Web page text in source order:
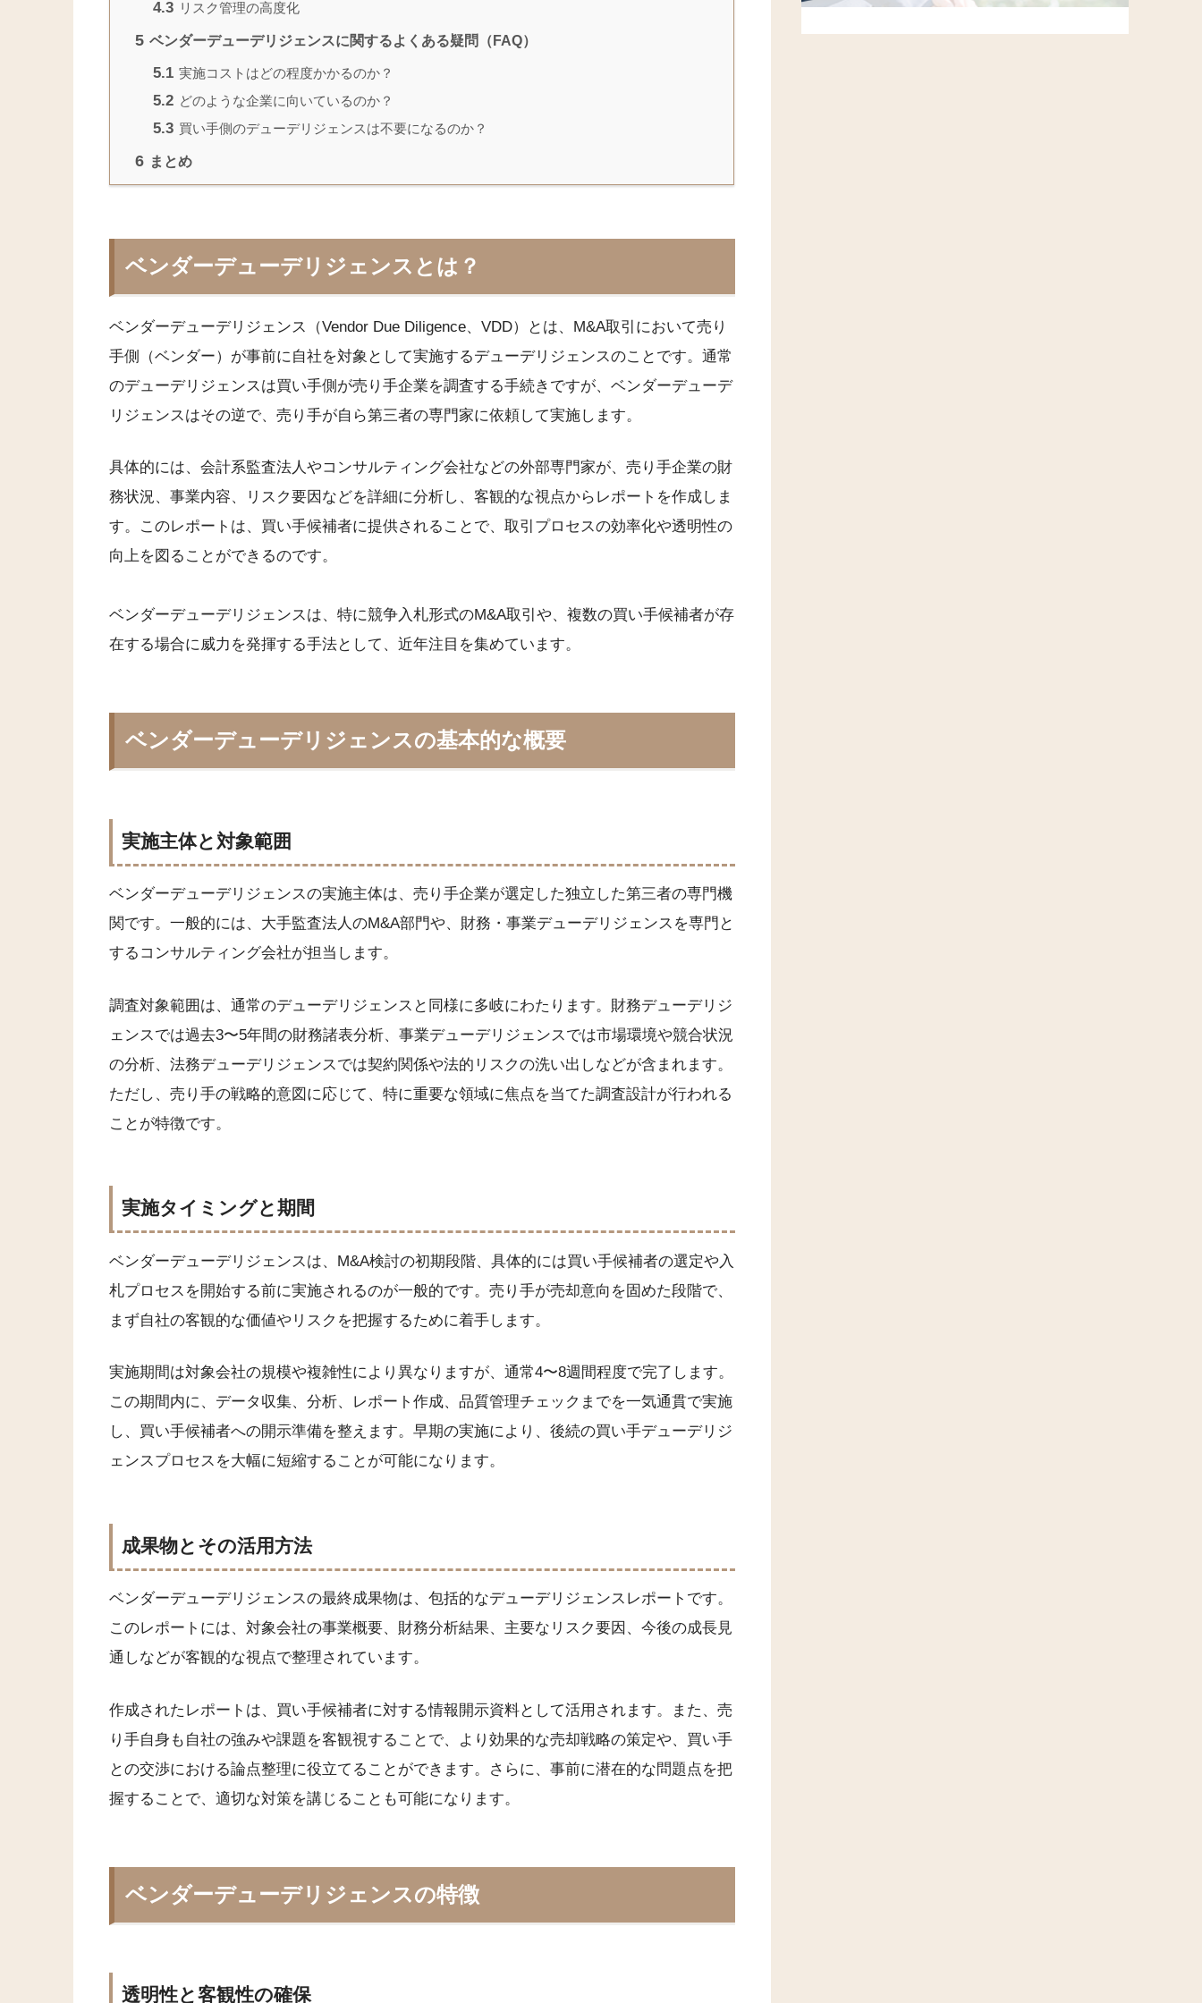
4.3 リスク管理の高度化
5 ベンダーデューデリジェンスに関するよくある疑問（FAQ）
5.1 実施コストはどの程度かかるのか？
5.2 どのような企業に向いているのか？
5.3 買い手側のデューデリジェンスは不要になるのか？
6 まとめ
ベンダーデューデリジェンスとは？
ベンダーデューデリジェンス（Vendor Due Diligence、VDD）とは、M&A取引において売り
手側（ベンダー）が事前に自社を対象として実施するデューデリジェンスのことです。通常
のデューデリジェンスは買い手側が売り手企業を調査する手続きですが、ベンダーデューデ
リジェンスはその逆で、売り手が自ら第三者の専門家に依頼して実施します。
具体的には、会計系監査法人やコンサルティング会社などの外部専門家が、売り手企業の財
務状況、事業内容、リスク要因などを詳細に分析し、客観的な視点からレポートを作成しま
す。このレポートは、買い手候補者に提供されることで、取引プロセスの効率化や透明性の
向上を図ることができるのです。
ベンダーデューデリジェンスは、特に競争入札形式のM&A取引や、複数の買い手候補者が存
在する場合に威力を発揮する手法として、近年注目を集めています。
ベンダーデューデリジェンスの基本的な概要
実施主体と対象範囲
ベンダーデューデリジェンスの実施主体は、売り手企業が選定した独立した第三者の専門機
関です。一般的には、大手監査法人のM&A部門や、財務・事業デューデリジェンスを専門と
するコンサルティング会社が担当します。
調査対象範囲は、通常のデューデリジェンスと同様に多岐にわたります。財務デューデリジ
ェンスでは過去3〜5年間の財務諸表分析、事業デューデリジェンスでは市場環境や競合状況
の分析、法務デューデリジェンスでは契約関係や法的リスクの洗い出しなどが含まれます。
ただし、売り手の戦略的意図に応じて、特に重要な領域に焦点を当てた調査設計が行われる
ことが特徴です。
実施タイミングと期間
ベンダーデューデリジェンスは、M&A検討の初期段階、具体的には買い手候補者の選定や入
札プロセスを開始する前に実施されるのが一般的です。売り手が売却意向を固めた段階で、
まず自社の客観的な価値やリスクを把握するために着手します。
実施期間は対象会社の規模や複雑性により異なりますが、通常4〜8週間程度で完了します。
この期間内に、データ収集、分析、レポート作成、品質管理チェックまでを一気通貫で実施
し、買い手候補者への開示準備を整えます。早期の実施により、後続の買い手デューデリジ
ェンスプロセスを大幅に短縮することが可能になります。
成果物とその活用方法
ベンダーデューデリジェンスの最終成果物は、包括的なデューデリジェンスレポートです。
このレポートには、対象会社の事業概要、財務分析結果、主要なリスク要因、今後の成長見
通しなどが客観的な視点で整理されています。
作成されたレポートは、買い手候補者に対する情報開示資料として活用されます。また、売
り手自身も自社の強みや課題を客観視することで、より効果的な売却戦略の策定や、買い手
との交渉における論点整理に役立てることができます。さらに、事前に潜在的な問題点を把
握することで、適切な対策を講じることも可能になります。
ベンダーデューデリジェンスの特徴
透明性と客観性の確保